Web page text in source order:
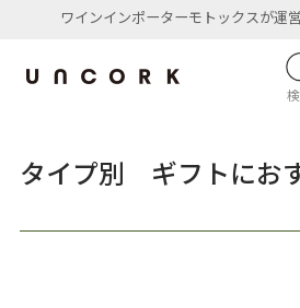
ワインインポーターモトックスが運
タイプ別 ギフトにお